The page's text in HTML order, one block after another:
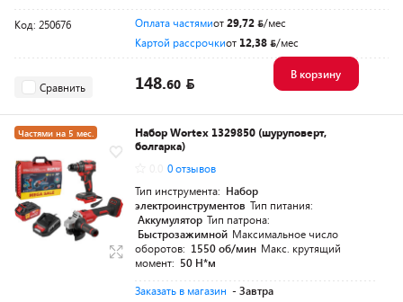
Код: 250676 Оплата частямиот29,72
/мес
Картой рассрочкиот 12,38 /мес
Сравнить 148.60
В корзину
Частями на 5 мес.
Разумная цена
Набор Wortex 1329850 (шуруповерт,
болгарка)
0 отзывов
Тип инструмента: Набор
электроинструментов Тип питания:
Аккумулятор Тип патрона:
Быстрозажимной Максимальное число
оборотов: 1550 об/мин Макс. крутящий
момент: 50 Н*м
Заказать в магазин - Завтра